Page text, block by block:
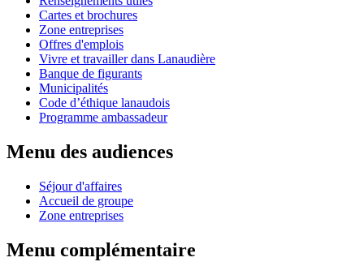
Cartes et brochures
Zone entreprises
Offres d'emplois
Vivre et travailler dans Lanaudière
Banque de figurants
Municipalités
Code d’éthique lanaudois
Programme ambassadeur
Menu des audiences
Séjour d'affaires
Accueil de groupe
Zone entreprises
Menu complémentaire